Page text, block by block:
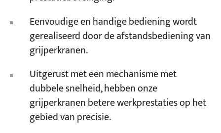
Eenvoudige en handige bediening wordt
gerealiseerd door de afstandsbediening van
grijperkranen.
Uitgerust met een mechanisme met
dubbele snelheid, hebben onze
grijperkranen betere werkprestaties op het
gebied van precisie.